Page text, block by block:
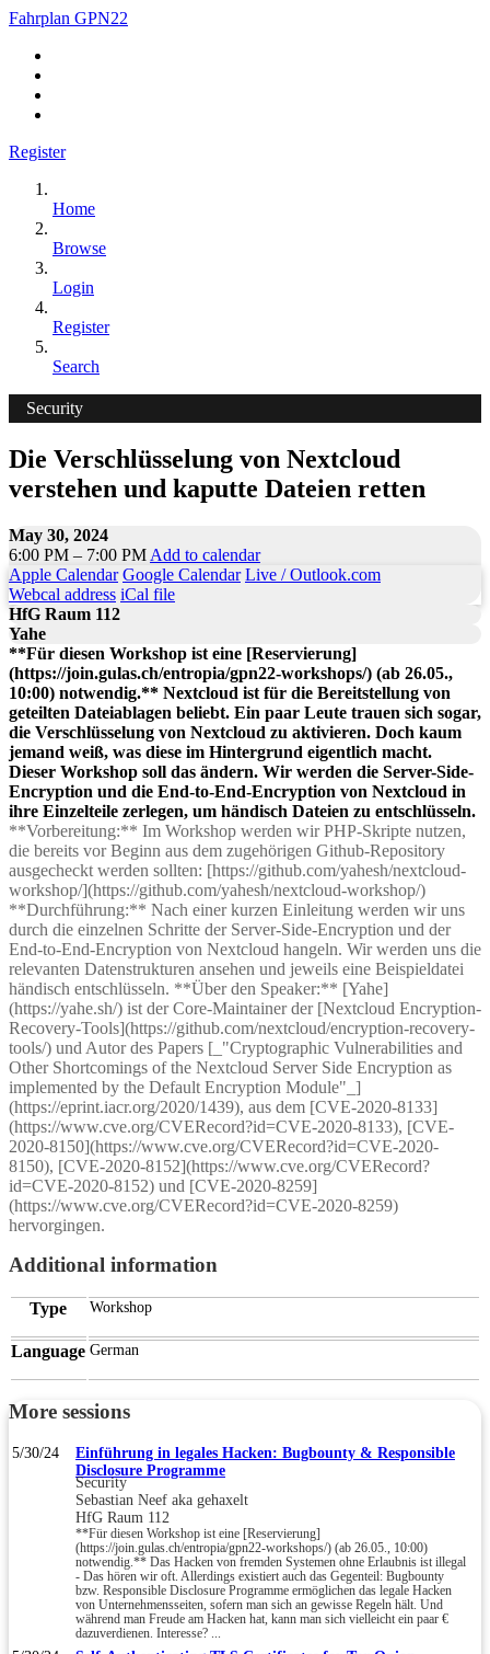
Fahrplan GPN22
Register
Home
Browse
Login
Register
Search
Security
Die Verschlüsselung von Nextcloud
verstehen und kaputte Dateien retten
May 30, 2024
6:00 PM – 7:00 PM Add to calendar
Apple Calendar Google Calendar Live / Outlook.com
Webcal address iCal file
HfG Raum 112
Yahe
**Für diesen Workshop ist eine [Reservierung]
(https://join.gulas.ch/entropia/gpn22-workshops/) (ab 26.05.,
10:00) notwendig.** Nextcloud ist für die Bereitstellung von
geteilten Dateiablagen beliebt. Ein paar Leute trauen sich sogar,
die Verschlüsselung von Nextcloud zu aktivieren. Doch kaum
jemand weiß, was diese im Hintergrund eigentlich macht.
Dieser Workshop soll das ändern. Wir werden die Server-Side-
Encryption und die End-to-End-Encryption von Nextcloud in
ihre Einzelteile zerlegen, um händisch Dateien zu entschlüsseln.
**Vorbereitung:** Im Workshop werden wir PHP-Skripte nutzen,
die bereits vor Beginn aus dem zugehörigen Github-Repository
ausgecheckt werden sollten: [https://github.com/yahesh/nextcloud-
workshop/](https://github.com/yahesh/nextcloud-workshop/)
**Durchführung:** Nach einer kurzen Einleitung werden wir uns
durch die einzelnen Schritte der Server-Side-Encryption und der
End-to-End-Encryption von Nextcloud hangeln. Wir werden uns die
relevanten Datenstrukturen ansehen und jeweils eine Beispieldatei
händisch entschlüsseln. **Über den Speaker:** [Yahe]
(https://yahe.sh/) ist der Core-Maintainer der [Nextcloud Encryption-
Recovery-Tools](https://github.com/nextcloud/encryption-recovery-
tools/) und Autor des Papers [_"Cryptographic Vulnerabilities and
Other Shortcomings of the Nextcloud Server Side Encryption as
implemented by the Default Encryption Module"_]
(https://eprint.iacr.org/2020/1439), aus dem [CVE-2020-8133]
(https://www.cve.org/CVERecord?id=CVE-2020-8133), [CVE-
2020-8150](https://www.cve.org/CVERecord?id=CVE-2020-
8150), [CVE-2020-8152](https://www.cve.org/CVERecord?
id=CVE-2020-8152) und [CVE-2020-8259]
(https://www.cve.org/CVERecord?id=CVE-2020-8259)
hervorgingen.
Additional information
Type Workshop
Language German
More sessions
5/30/24
Einführung in legales Hacken: Bugbounty & Responsible
Disclosure Programme
Security
Sebastian Neef aka gehaxelt
HfG Raum 112
**Für diesen Workshop ist eine [Reservierung]
(https://join.gulas.ch/entropia/gpn22-workshops/) (ab 26.05., 10:00)
notwendig.** Das Hacken von fremden Systemen ohne Erlaubnis ist illegal
- Das hören wir oft. Allerdings existiert auch das Gegenteil: Bugbounty
bzw. Responsible Disclosure Programme ermöglichen das legale Hacken
von Unternehmensseiten, sofern man sich an gewisse Regeln hält. Und
während man Freude am Hacken hat, kann man sich vielleicht ein paar €
dazuverdienen. Interesse? ...